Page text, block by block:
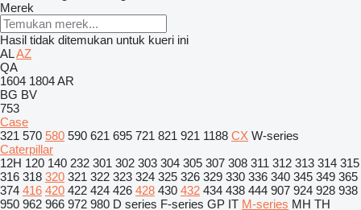
Merek
Hasil tidak ditemukan untuk kueri ini
ALAZ
QA
1604 1804AR
BG BV
753
Case
321 570 580 590 621 695 721 821 921 1188 CX W-series
Caterpillar
12H 120 140 232 301 302 303 304 305 307 308 311 312 313 314 315
316 318 320 321 322 323 324 325 326 329 330 336 340 345 349 365
374 416 420 422 424 426 428 430 432 434 438 444 907 924 928 938
950 962 966 972 980 D series F-series GP IT M-series MH TH